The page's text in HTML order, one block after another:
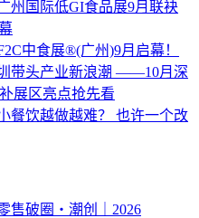
州国际低GI食品展9月联袂
中食展®(广州)9月启幕！
带头产业新浪潮 ——10月深
展区亮点抢先看
餐饮越做越难？ 也许一个改
售破圈・潮创｜2026